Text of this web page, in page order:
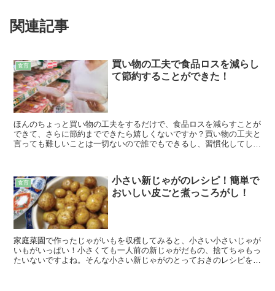
関連記事
食育
買い物の工夫で食品ロスを減らし
て節約することができた！
ほんのちょっと買い物の工夫をするだけで、食品ロスを減らすことが
できて、さらに節約までできたら嬉しくないですか？買い物の工夫と
言っても難しいことは一切ないので誰でもできるし、習慣化してしま
食育
小さい新じゃがのレシピ！簡単で
おいしい皮ごと煮っころがし！
家庭菜園で作ったじゃがいもを収穫してみると、小さい小さいじゃが
いもがいっぱい！小さくても一人前の新じゃがだもの、捨てちゃもっ
たいないですよね。そんな小さい新じゃがのとっておきのレシピを写